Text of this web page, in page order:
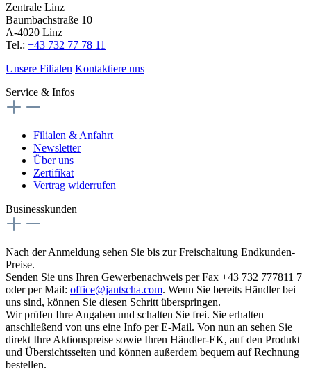
Zentrale Linz
Baumbachstraße 10
A-4020 Linz
Tel.: +43 732 77 78 11
Unsere Filialen Kontaktiere uns
Service & Infos
Filialen & Anfahrt
Newsletter
Über uns
Zertifikat
Vertrag widerrufen
Businesskunden
Nach der Anmeldung sehen Sie bis zur Freischaltung Endkunden-
Preise.
Senden Sie uns Ihren Gewerbenachweis per Fax +43 732 777811 7
oder per Mail: office@jantscha.com. Wenn Sie bereits Händler bei
uns sind, können Sie diesen Schritt überspringen.
Wir prüfen Ihre Angaben und schalten Sie frei. Sie erhalten
anschließend von uns eine Info per E-Mail. Von nun an sehen Sie
direkt Ihre Aktionspreise sowie Ihren Händler-EK, auf den Produkt
und Übersichtsseiten und können außerdem bequem auf Rechnung
bestellen.